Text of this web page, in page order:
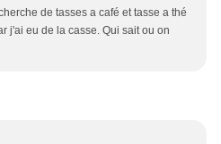
de tasses a café et tasse a thé
j'ai eu de la casse. Qui sait ou on